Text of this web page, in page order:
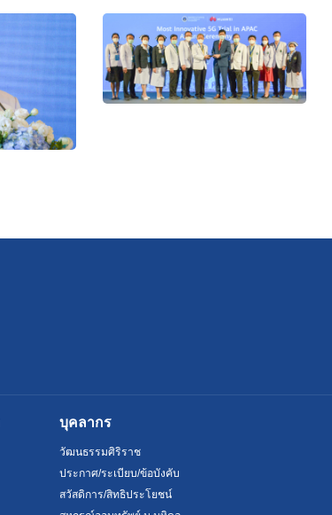
บุคลากร
วัฒนธรรมศิริราช
ประกาศ/ระเบียบ/ข้อบังคับ
สวัสดิการ/สิทธิประโยชน์